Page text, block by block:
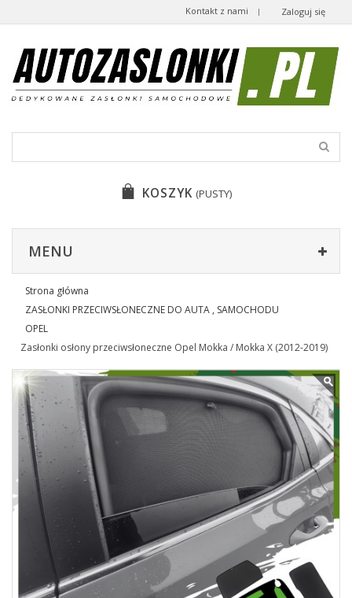
Zaloguj się
Kontakt z nami
KOSZYK (PUSTY)
MENU
Strona główna
ZASŁONKI PRZECIWSŁONECZNE DO AUTA , SAMOCHODU
OPEL
Zasłonki osłony przeciwsłoneczne Opel Mokka / Mokka X (2012-2019)